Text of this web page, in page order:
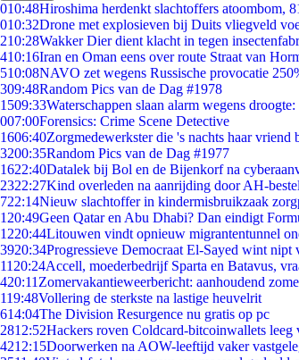
010:48Hiroshima herdenkt slachtoffers atoombom,
010:32Drone met explosieven bij Duits vliegveld
210:28Wakker Dier dient klacht in tegen
410:16Iran en Oman eens over route Straat van
510:08NAVO zet wegens Russische provocatie
309:48Random Pics van de Dag #1978
1509:33Waterschappen slaan alarm wegens
007:00Forensics: Crime Scene Detective
1606:40Zorgmedewerkster die 's nachts haar vriend
3200:35Random Pics van de Dag #1977
1622:40Datalek bij Bol en de Bijenkorf na
2322:27Kind overleden na aanrijding door AH-
722:14Nieuw slachtoffer in kindermisbruikzaak
1 20:49Geen Qatar en Abu Dhabi? Dan eindigt
1220:44Litouwen vindt opnieuw migrantentunnel
3920:34Progressieve Democraat El-Sayed wint
11 20:24Accell, moederbedrijf Sparta en Batavus,
420:11 Zomervakantieweerbericht: aanhoudend
119:48Vollering de sterkste na lastige heuvelrit
614:04The Division Resurgence nu gratis op pc
2812:52Hackers roven Coldcard-bitcoinwallets
4212:15Doorwerken na AOW-leeftijd vaker